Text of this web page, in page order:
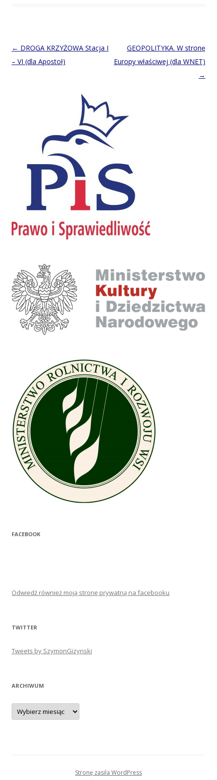
Post
navigation
← DROGA KRZYŻOWA Stacja I
– VI (dla Apostoł)
GEOPOLITYKA. W stronę
Europy właściwej (dla WNET)
→
FACEBOOK
Odwiedź również moją stronę prywatną na facebooku
TWITTER
Tweets by SzymonGizynski
ARCHIWUM
Archiwum
Stronę zasila WordPress